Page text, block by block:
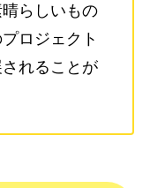
らしいもの
ロジェクト
れることが